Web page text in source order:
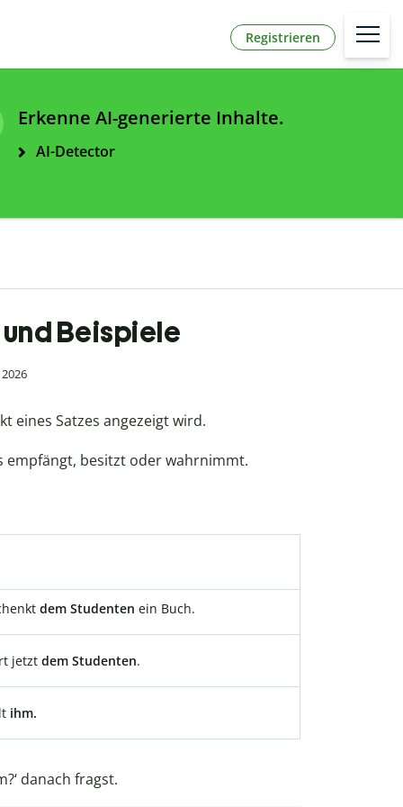
Registrieren
Erkenne AI-generierte Inhalte.
AI-Detector
Beispiele
eines Satzes angezeigt wird.
empfängt, besitzt oder wahrnimmt.
dem Studenten ein Buch.
jetzt dem Studenten.
ihm.
danach fragst.